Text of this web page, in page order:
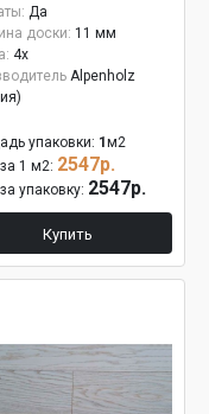
Да
доски: 11 мм
4x
Alpenholz
упаковки: 1 м2
1 м2: 2547р.
упаковку: 2547р.
Купить